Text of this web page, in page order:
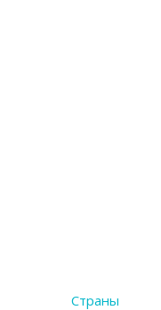
Страны